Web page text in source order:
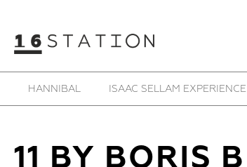
HANNIBAL ISAAC SELLAM EXPERIENCE
11 BY BORIS